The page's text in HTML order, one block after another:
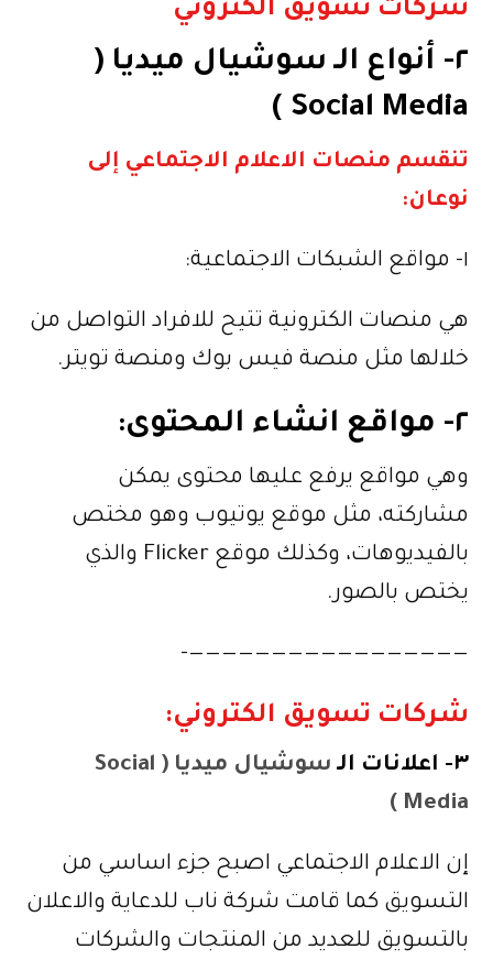
شركات تسويق الكتروني
٢- أنواع الـ سوشيال ميديا (
Social Media )
تنقسم منصات الاعلام الاجتماعي إلى
نوعان:
١- مواقع الشبكات الاجتماعية:
هي منصات الكترونية تتيح للافراد التواصل من
خلالها مثل منصة فيس بوك ومنصة تويتر.
٢- مواقع انشاء المحتوى:
وهي مواقع يرفع عليها محتوى يمكن
مشاركته، مثل موقع يوتيوب وهو مختص
بالفيديوهات، وكذلك موقع Flicker والذي
يختص بالصور.
—————————————————-
شركات تسويق الكتروني:
٣- اعلانات الـ
سوشيال ميديا ( Social
Media )
إن الاعلام الاجتماعي اصبح جزء اساسي من
التسويق كما قامت شركة ناب للدعاية والاعلان
بالتسويق للعديد من المنتجات والشركات